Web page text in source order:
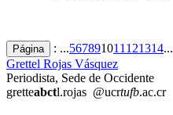
Página : ...567891011 121314...
Grettel Rojas Vásquez
Periodista, Sede de Occidente
gretteabctl.rojas @ucrtufb.ac.cr